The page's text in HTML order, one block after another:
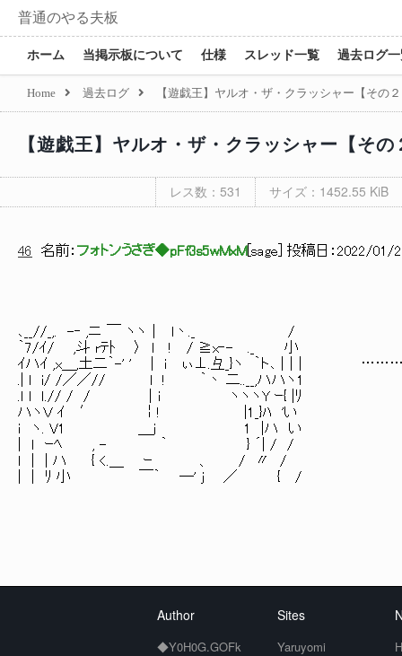
普通のやる夫板
ホーム 当掲示板について 仕様 スレッド一覧 過去ログ
Home 過去ログ 【遊戯王】ヤルオ・ザ・クラッシャー【その
【遊戯王】ヤルオ・ザ・クラッシャー【その
レス数：531 サイズ：1452.55 KiB
46 名前： フォトンうさぎ◆pFf3s5wMxM sage ] 投稿日： 2022/01/
､__//_,. -‐ ,ニ ￣ ヽヽ｜ l丶._ /
｀7/ｲ/ ,斗 rﾃﾄ 〉 l ! / ≧x‐- ._ 小
ｲハｲ ,x＿,土二｀-' ' | ｉ ぃ⊥.彑_}ヽ ｀ト､ |｜|
.| l i/ /／／// l ! ｀丶 二..__,ハハヽ1
.ｌ l ｌ.// / / ｜i ヽヽヽY ｰ{ |ﾘ
ハヽＶ ｲ ′ ￤! |1_}ﾊ 'い
ｉ ヽ. V1 ＿j 1 |ハ い
| ｌ ｰﾍ , - ｀ } ´| / /
ｌ | | ハ { <.＿ ｰ 、 / 〃 /
| | ﾘ 小 ￣｀ ―' j ／ { /
Author
◆Y0H0G.GOFk
Sites
Yaruyomi